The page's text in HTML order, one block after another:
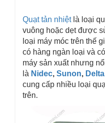
Quạt tản nhiệt là loại
vuông hoặc dẹt được
loại máy móc trên thế
có hàng ngàn loại và
máy sản xuất nhưng
là Nidec, Sunon, Delta
cung cấp nhiều loại
trên.